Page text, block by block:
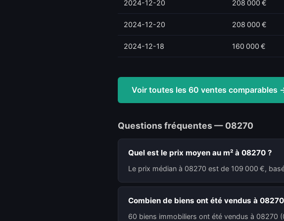
2024-12-20 208 000 €
2024-12-20 208 000 €
2024-12-18 160 000 €
Voir toutes les 60 ventes comparables
Questions fréquentes — 08270
Quel est le prix moyen au m² à 08270 ?
Le prix médian à 08270 est de 109 000 €,
Combien de biens ont été vendus à
60 biens immobiliers ont été vendus à 08270